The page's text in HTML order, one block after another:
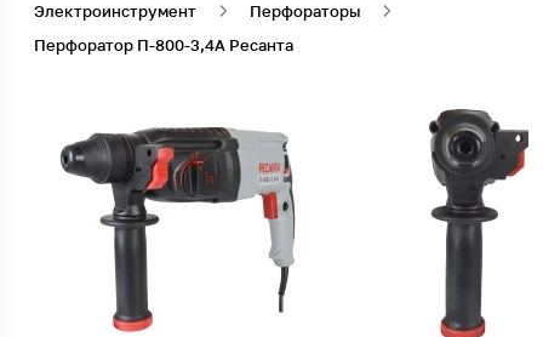
Электроинструмент
Перфораторы
Перфоратор П-800-3,4А Ресанта